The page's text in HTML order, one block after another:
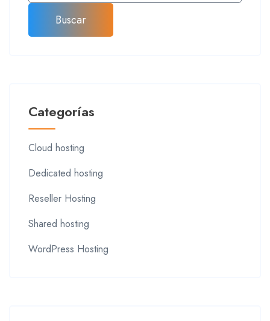
Buscar
Categorías
Cloud hosting
Dedicated hosting
Reseller Hosting
Shared hosting
WordPress Hosting